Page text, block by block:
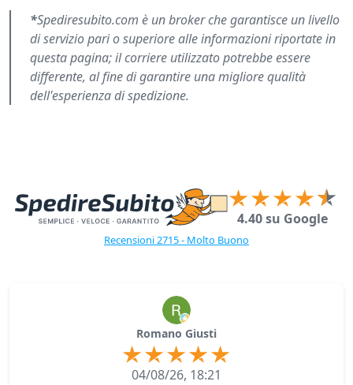
*Spediresubito.com è un broker che garantisce un livello
di servizio pari o superiore alle informazioni riportate in
questa pagina; il corriere utilizzato potrebbe essere
differente, al fine di garantire una migliore qualità
dell'esperienza di spedizione.
4.40 su Google
Recensioni 2715 - Molto Buono
Romano Giusti
04/08/26, 18:21